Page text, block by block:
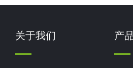
关于我们 产